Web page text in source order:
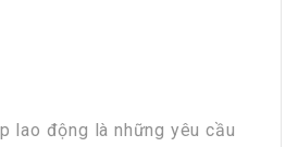
lao động là những yêu cầu